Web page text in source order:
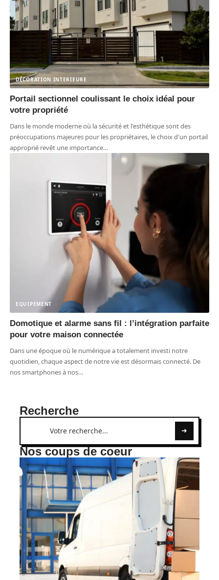
DÉCORATION INTERIEURE
Portail sectionnel coulissant le choix idéal pour
votre propriété
Dans le monde moderne où la sécurité et l'esthétique sont des
préoccupations majeures pour les propriétaires, le choix d'un portail
approprié revêt une importance…
EQUIPEMENT
Domotique et alarme sans fil : l’intégration parfaite
pour votre maison connectée
Dans une époque où le numérique a totalement investi notre
quotidien, chaque aspect de notre vie est désormais connecté. De
nos smartphones à nos…
Recherche
Nos coups de coeur